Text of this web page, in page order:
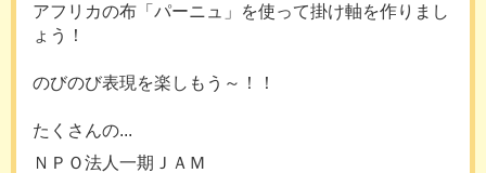
アフリカの布「パーニュ」を使って掛け軸を作りまし
ょう！
のびのび表現を楽しもう～！！
たくさんの...
ＮＰＯ法人一期ＪＡＭ